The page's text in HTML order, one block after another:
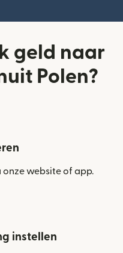
geld naar
Polen?
onze website of app.
instellen